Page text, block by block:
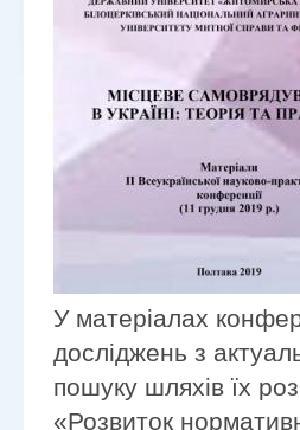
У матеріалах
досліджень з
пошуку шляхів їх
«Розвиток